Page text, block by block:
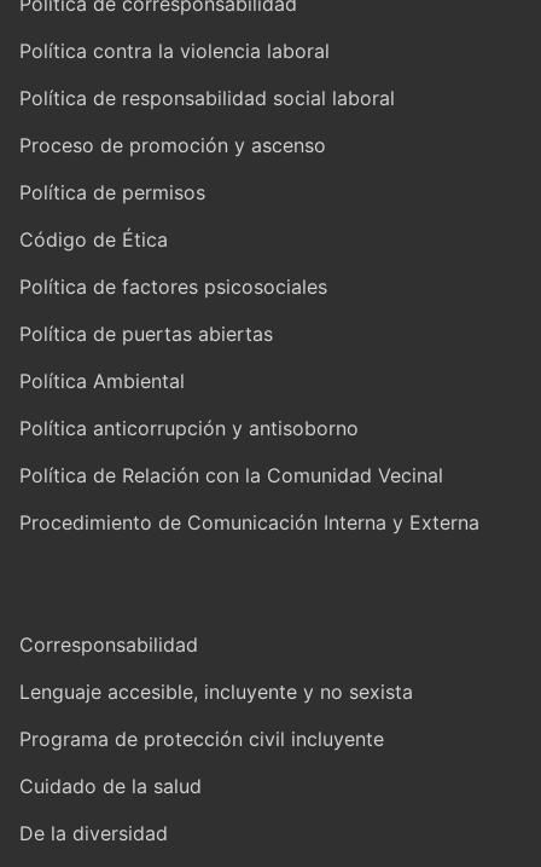
Política contra la violencia laboral
Política de responsabilidad social laboral
Proceso de promoción y ascenso
Política de permisos
Código de Ética
Política de factores psicosociales
Política de puertas abiertas
Política Ambiental
Política anticorrupción y antisoborno
Política de Relación con la Comunidad Vecinal
Procedimiento de Comunicación Interna y Externa
Corresponsabilidad
Lenguaje accesible, incluyente y no sexista
Programa de protección civil incluyente
Cuidado de la salud
De la diversidad